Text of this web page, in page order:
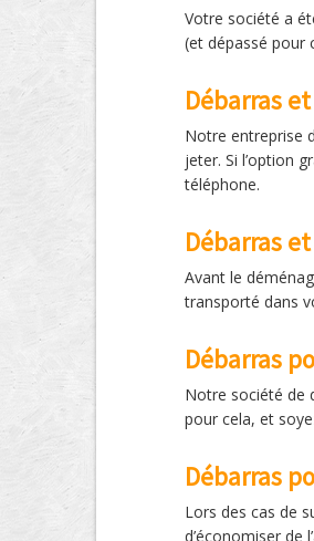
Votre société a
(et dépassé pour
Débarras
Notre entreprise
jeter. Si l’option
téléphone.
Débarras
Avant le
transporté dans
Débarras
Notre société de
pour cela, et
Débarras
Lors des cas de
d’économiser de